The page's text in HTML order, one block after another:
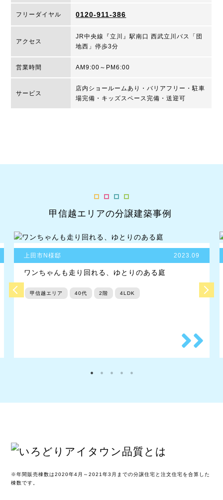
フリーダイヤル 0120-911-386
アクセス
JR中央線『立川』駅南口 西武立川バス「団
地西」停歩3分
営業時間 AM9:00～PM6:00
サービス
店内ショールームあり・バリアフリー・駐車
場完備・キッズスペース完備・送迎可
甲信越エリアの分譲建築事例
上田市N様邸 2023.09
ワンちゃんも走り回れる、ゆとりのある庭
甲信越エリア 40代 2階 4LDK
※年間販売棟数は2020年4月～2021年3月までの分譲住宅と注文住宅を合算した
棟数です。